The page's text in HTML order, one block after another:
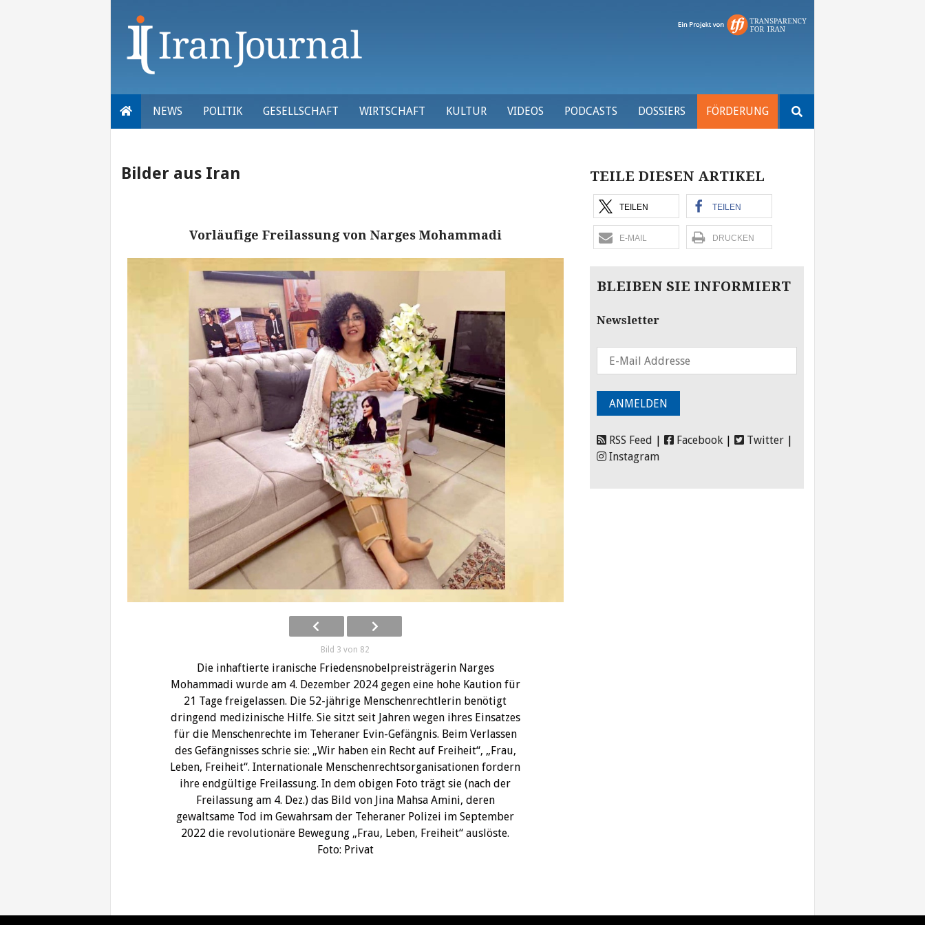
NEWS POLITIK GESELLSCHAFT WIRTSCHAFT KULTUR VIDEOS PODCASTS DOSSIERS FÖRDERUNG
nach:
Bilder aus Iran
Vorläufige Freilassung von Narges Mohammadi
Bild 3 von 82
Die inhaftierte iranische Friedensnobelpreisträgerin Narges
Mohammadi wurde am 4. Dezember 2024 gegen eine hohe Kaution für
21 Tage freigelassen. Die 52-jährige Menschenrechtlerin benötigt
dringend medizinische Hilfe. Sie sitzt seit Jahren wegen ihres Einsatzes
für die Menschenrechte im Teheraner Evin-Gefängnis. Beim Verlassen
des Gefängnisses schrie sie: „Wir haben ein Recht auf Freiheit“, „Frau,
Leben, Freiheit“. Internationale Menschenrechtsorganisationen fordern
ihre endgültige Freilassung. In dem obigen Foto trägt sie (nach der
Freilassung am 4. Dez.) das Bild von Jina Mahsa Amini, deren
gewaltsame Tod im Gewahrsam der Teheraner Polizei im September
2022 die revolutionäre Bewegung „Frau, Leben, Freiheit“ auslöste.
Foto: Privat
TEILE DIESEN ARTIKEL
TEILEN TEILEN
E-MAIL DRUCKEN
BLEIBEN SIE INFORMIERT
Newsletter
RSS Feed Facebook Twitter
Instagram